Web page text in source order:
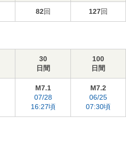
82回 127回
30
日間
100
日間
M7.1
07/28
16:27頃
M7.2
06/25
07:30頃